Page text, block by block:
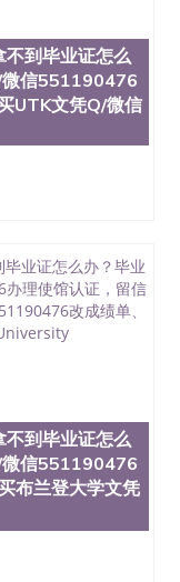
做电子图；
图确认好转成
频确认再付余
DHL）。 三、
历学位认证，
国人员证明
。 3、留信网
、人文学院、
院排名在全美
续攀升中。纽
学位。学校的
教育、建筑工
土木工程、数
戏剧、市场营
人工智能、商
确定客户办理
成绩单等相关
； 4、预约递
留服递交材
接邮寄给客户
不到毕业证怎么
微信551190476
UTK文凭Q/微信
不到毕业证怎么
微信551190476
布兰登大学文凭